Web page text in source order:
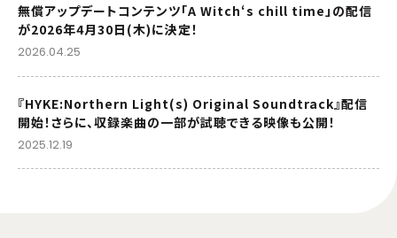
無償アップデートコンテンツ「A Witch‘s chill time」の配信
が2026年4月30日(木)に決定！
2026.04.25
『HYKE:Northern Light(s) Original Soundtrack』配信
開始！さらに、収録楽曲の一部が試聴できる映像も公開！
2025.12.19